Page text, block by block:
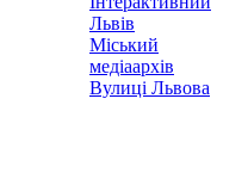
Львів
Міський
медіаархів
Вулиці Львова